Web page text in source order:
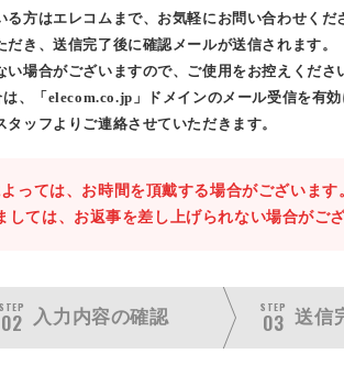
る方はエレコムまで、お気軽にお問い合わせくだ
だき、送信完了後に確認メールが送信されます。
場合がございますので、ご使用をお控えくださ
、「elecom.co.jp」ドメインのメール受信を有効
タッフよりご連絡させていただきます。
っては、お時間を頂戴する場合がございます
ては、お返事を差し上げられない場合がござ
STEP
02 入力内容の確認
STEP
03 送信